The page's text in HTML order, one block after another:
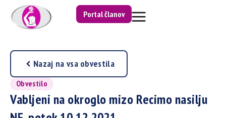
Portal članov
Nazaj na vsa obvestila
Obvestilo
Vabljeni na okroglo mizo Recimo nasilju